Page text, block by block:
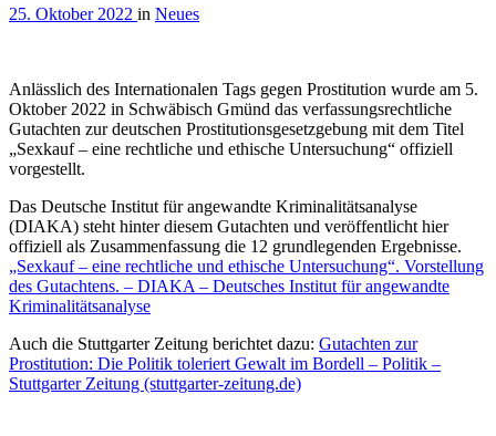
25. Oktober 2022 in Neues
Anlässlich des Internationalen Tags gegen Prostitution wurde am 5.
Oktober 2022 in Schwäbisch Gmünd das verfassungsrechtliche
Gutachten zur deutschen Prostitutionsgesetzgebung mit dem Titel
„Sexkauf – eine rechtliche und ethische Untersuchung“ offiziell
vorgestellt.
Das Deutsche Institut für angewandte Kriminalitätsanalyse
(DIAKA) steht hinter diesem Gutachten und veröffentlicht hier
offiziell als Zusammenfassung die 12 grundlegenden Ergebnisse.
„Sexkauf – eine rechtliche und ethische Untersuchung“. Vorstellung
des Gutachtens. – DIAKA – Deutsches Institut für angewandte
Kriminalitätsanalyse
Auch die Stuttgarter Zeitung berichtet dazu: Gutachten zur
Prostitution: Die Politik toleriert Gewalt im Bordell – Politik –
Stuttgarter Zeitung (stuttgarter-zeitung.de)